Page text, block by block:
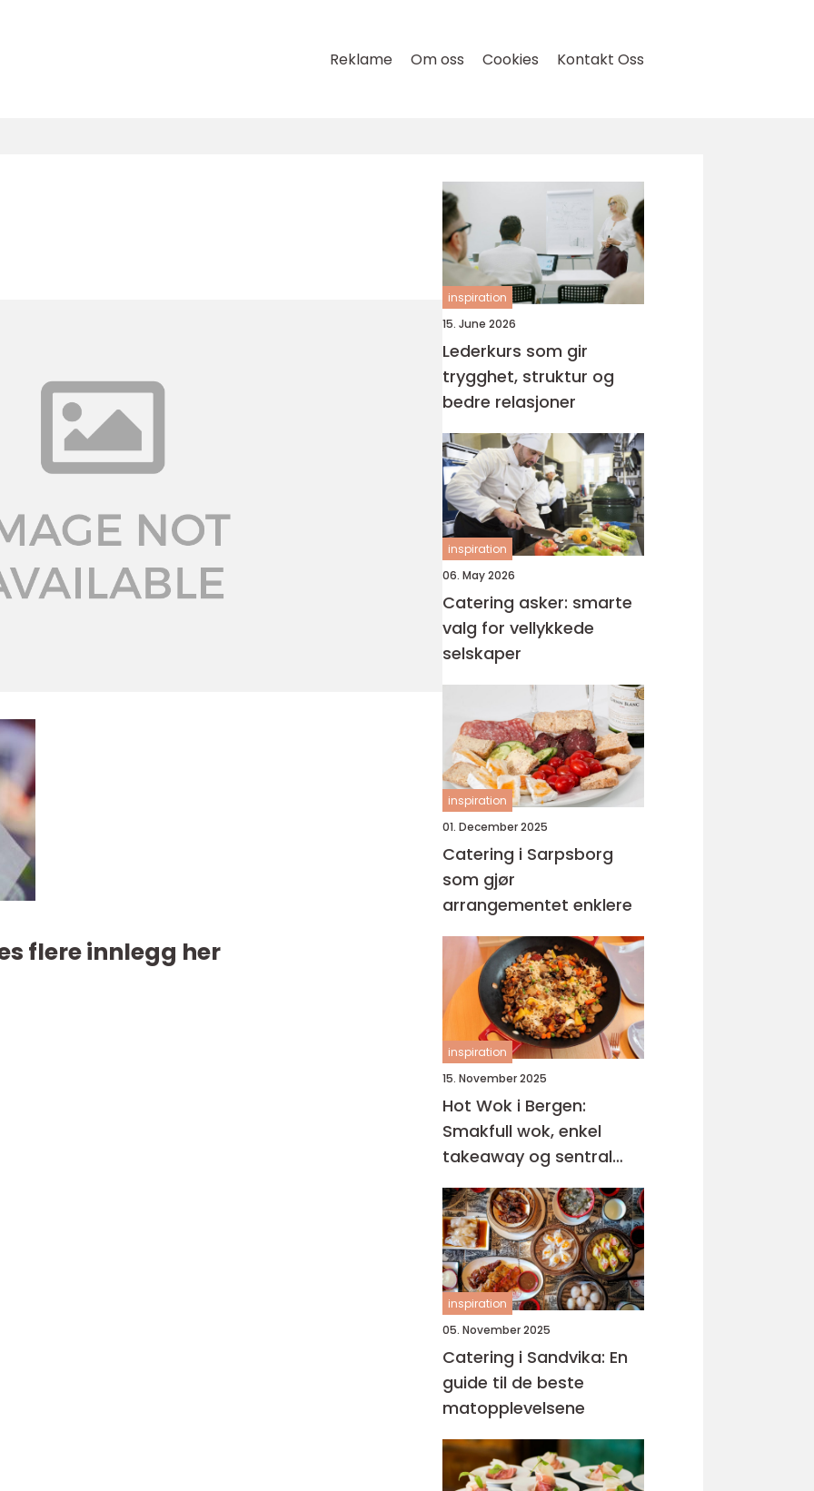
Reklame Om oss Cookies Kontakt Oss
flere innlegg her
inspiration
15. June 2026
Lederkurs som gir
trygghet, struktur og
bedre relasjoner
inspiration
06. May 2026
Catering asker: smarte
valg for vellykkede
selskaper
inspiration
01. December 2025
Catering i Sarpsborg
som gjør
arrangementet enklere
inspiration
15. November 2025
Hot Wok i Bergen:
Smakfull wok, enkel
takeaway og sentral
beliggenhet
inspiration
05. November 2025
Catering i Sandvika: En
guide til de beste
matopplevelsene